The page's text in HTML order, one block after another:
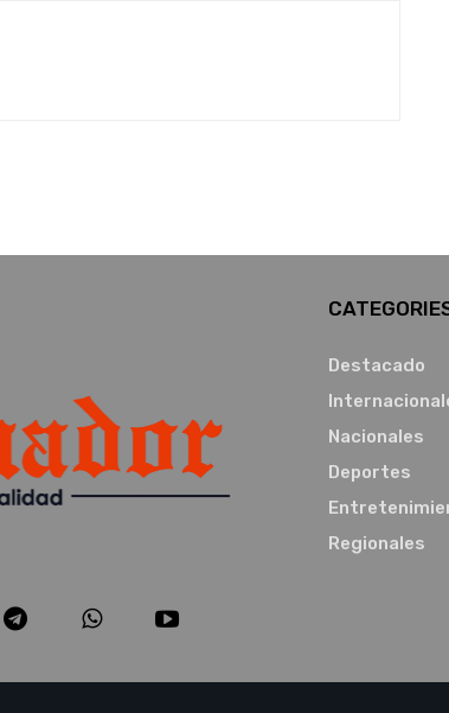
Destacado
Nacionales
Deportes
Regionales